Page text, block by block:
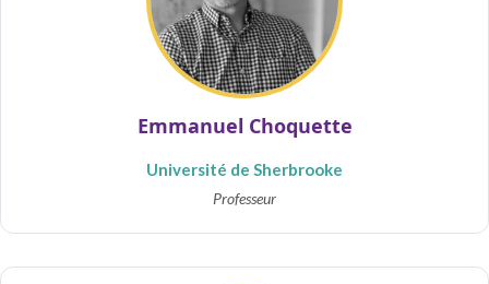
Emmanuel Choquette
Université de Sherbrooke
Professeur